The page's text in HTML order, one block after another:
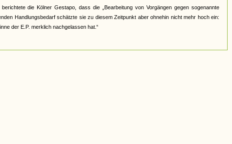
die Kölner Gestapo, dass die „Bearbeitung von Vorgängen gegen sogenannte
Handlungsbedarf schätzte sie zu diesem Zeitpunkt aber ohnehin nicht mehr hoch ein:
der E.P. merklich nachgelassen hat.“